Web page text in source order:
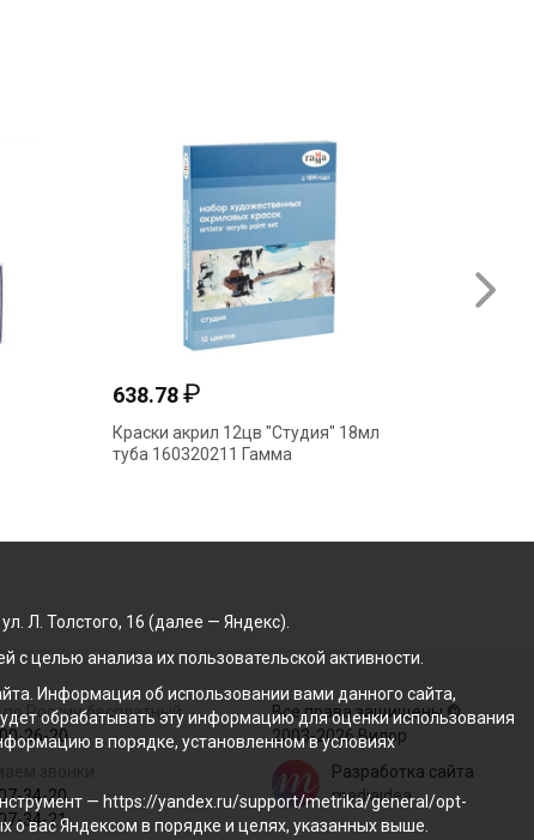
638.78₽
Краски акрил 12цв "Студия" 18мл
туба 160320211 Гамма
по России бесплатный
26-20
34-20
34-21
Все права защищены ©
2003-2026 Вилор
Разработка сайта
mediaidea
Л. Толстого, 16 (далее — Яндекс).
целью анализа их пользовательской активности.
Информация об использовании вами данного сайта,
обрабатывать эту информацию для оценки использования
в порядке, установленном в условиях
— https://yandex.ru/support/metrika/general/opt-
о вас Яндексом в порядке и целях, указанных выше.